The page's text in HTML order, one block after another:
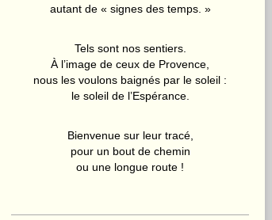
autant de « signes des temps. »
Tels sont nos sentiers.
À l’image de ceux de Provence,
nous les voulons baignés par le soleil :
le soleil de l’Espérance.
Bienvenue sur leur tracé,
pour un bout de chemin
ou une longue route !